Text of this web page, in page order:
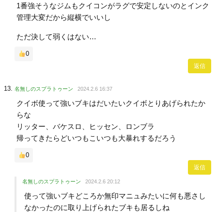
1番強そうなジムもクイコンがラグで安定しないのとインク
管理大変だから縦横でいいし
ただ決して弱くはない…
0
返信
名無しのスプラトゥーン 2024.2.6 16:37
クイボ使って強いブキはだいたいクイボとりあげられたか
らな
リッター、バケスロ、ヒッセン、ロンブラ
帰ってきたらどいつもこいつも大暴れするだろう
0
返信
名無しのスプラトゥーン 2024.2.6 20:12
使って強いブキどころか無印マニュみたいに何も悪さし
なかったのに取り上げられたブキも居るしね